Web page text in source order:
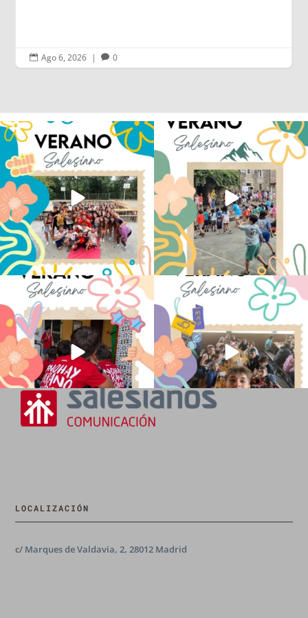
 Ago 5, 2026 |  0
Los alumnos de 6º de Primaria, 1º y 2º
de la ESO...
145 2
La diversión y la alegría también se han
sentido...
93 0
No hay verano sin que sea Salesiano ❤️
💫 en Luz 4
...
0
viviendo la alegría en el campamento
...
LOCALIZACIÓN
c/ Marques de Valdavia, 2, 28012 Madrid